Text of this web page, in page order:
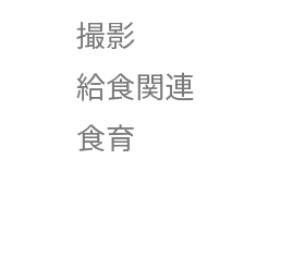
撮影
給食関連
食育